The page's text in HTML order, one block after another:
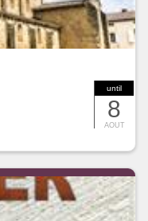
until
8
AOUT